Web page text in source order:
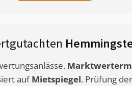
aufMietspiegel. Prüfung der